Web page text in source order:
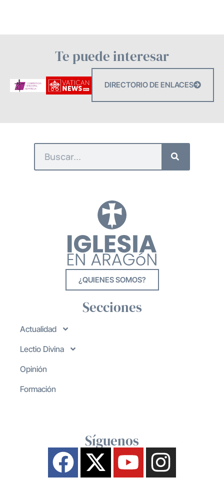
Te puede interesar
DIRECTORIO DE ENLACES
¿QUIENES SOMOS?
Secciones
Actualidad
Lectio Divina
Opinión
Formación
Síguenos